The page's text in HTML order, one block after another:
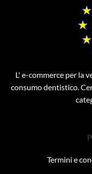
L' e-commerce per la
consumo dentistico.
Termini e